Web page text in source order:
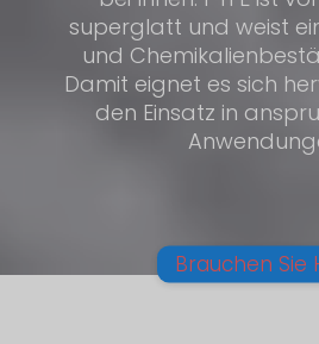
superglatt und weist
und
Damit eignet es sich
den Einsatz in
Brauchen Sie